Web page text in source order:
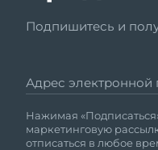
Подпишитесь и
Адрес электронной
Нажимая
маркетинговую
отписаться в любое